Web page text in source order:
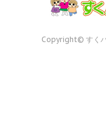
Copyright© すく